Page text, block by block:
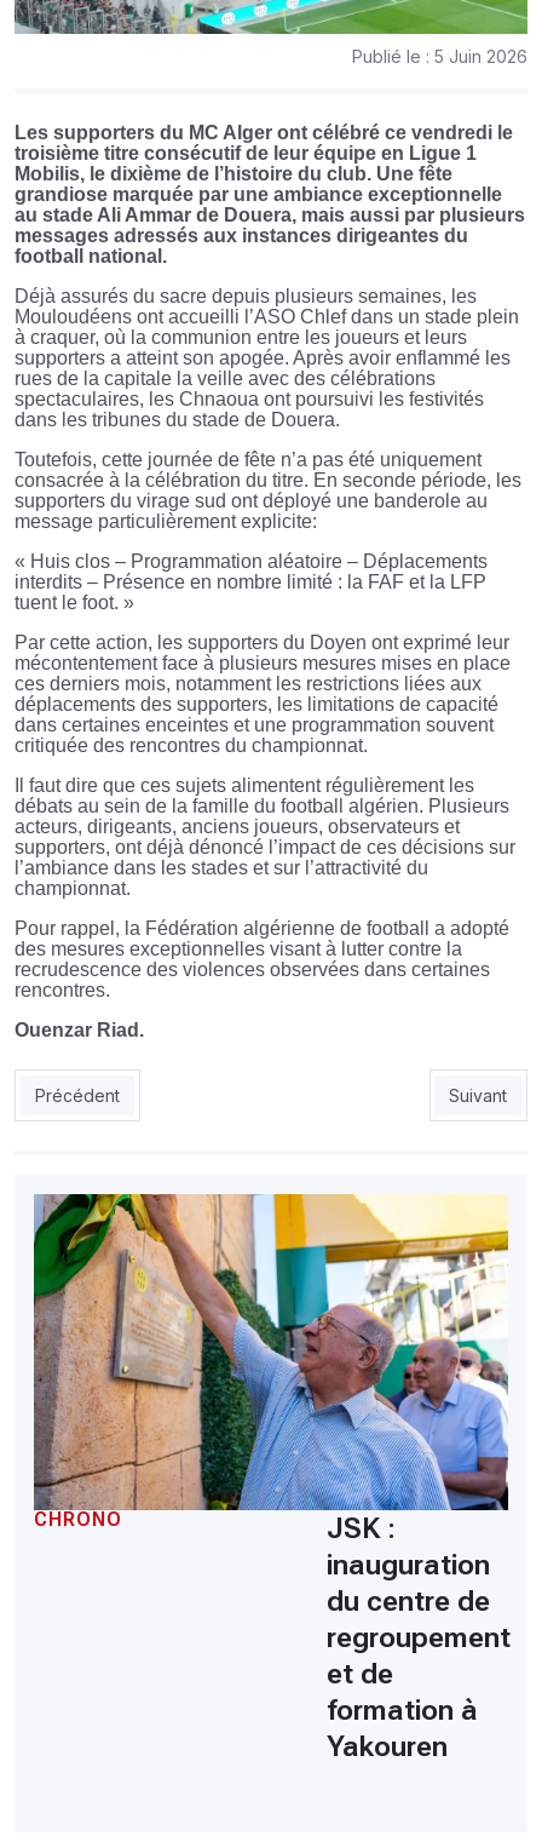
Publié le : 5 Juin 2026
Les supporters du MC Alger ont célébré ce vendredi le
troisième titre consécutif de leur équipe en Ligue 1
Mobilis, le dixième de l’histoire du club. Une fête
grandiose marquée par une ambiance exceptionnelle
au stade Ali Ammar de Douera, mais aussi par plusieurs
messages adressés aux instances dirigeantes du
football national.
Déjà assurés du sacre depuis plusieurs semaines, les
Mouloudéens ont accueilli l’ASO Chlef dans un stade plein
à craquer, où la communion entre les joueurs et leurs
supporters a atteint son apogée. Après avoir enflammé les
rues de la capitale la veille avec des célébrations
spectaculaires, les Chnaoua ont poursuivi les festivités
dans les tribunes du stade de Douera.
Toutefois, cette journée de fête n’a pas été uniquement
consacrée à la célébration du titre. En seconde période, les
supporters du virage sud ont déployé une banderole au
message particulièrement explicite:
« Huis clos – Programmation aléatoire – Déplacements
interdits – Présence en nombre limité : la FAF et la LFP
tuent le foot. »
Par cette action, les supporters du Doyen ont exprimé leur
mécontentement face à plusieurs mesures mises en place
ces derniers mois, notamment les restrictions liées aux
déplacements des supporters, les limitations de capacité
dans certaines enceintes et une programmation souvent
critiquée des rencontres du championnat.
Il faut dire que ces sujets alimentent régulièrement les
débats au sein de la famille du football algérien. Plusieurs
acteurs, dirigeants, anciens joueurs, observateurs et
supporters, ont déjà dénoncé l’impact de ces décisions sur
l’ambiance dans les stades et sur l’attractivité du
championnat.
Pour rappel, la Fédération algérienne de football a adopté
des mesures exceptionnelles visant à lutter contre la
recrudescence des violences observées dans certaines
rencontres.
Ouenzar Riad.
Article précédent : La JSS valide son billet pour la LdC, le CRB
Précédent Article
Suivant
CHRONO
JSK :
inauguration
du centre de
regroupement
et de
formation à
Yakouren